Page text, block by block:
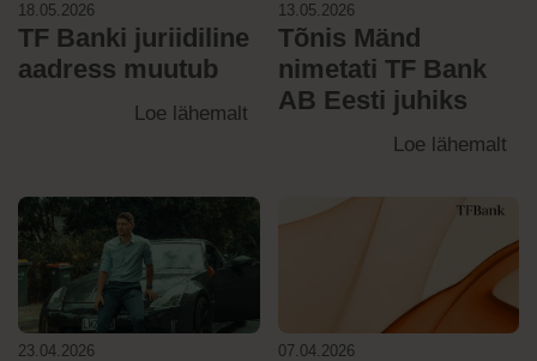
18.05.2026
TF Banki juriidiline
aadress muutub
Loe lähemalt
13.05.2026
Tõnis Mänd
nimetati TF Bank
AB Eesti juhiks
Loe lähemalt
23.04.2026 07.04.2026